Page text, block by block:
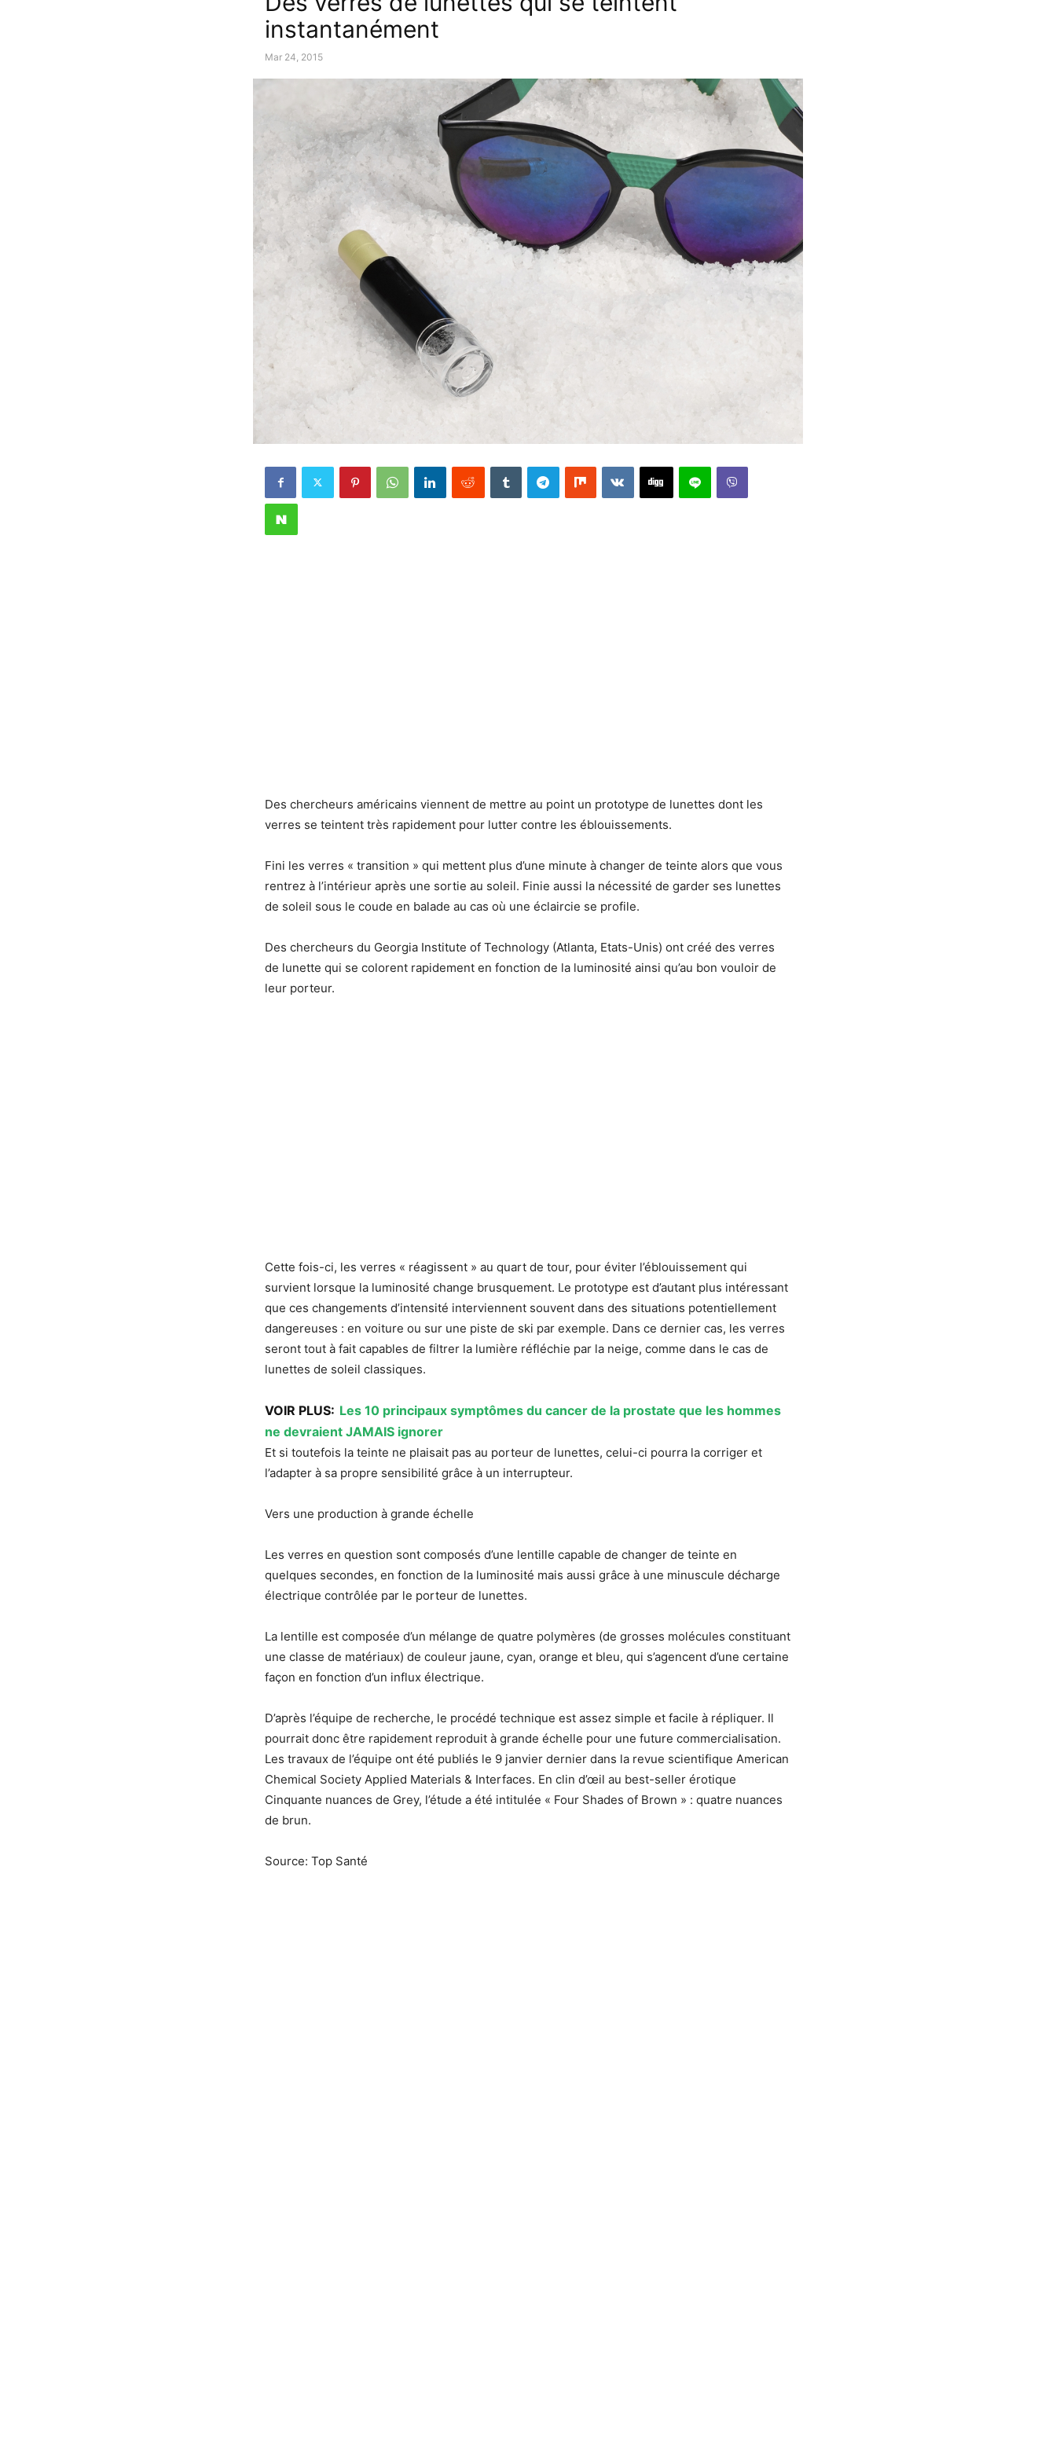
instantanément
Mar 24, 2015
Des chercheurs américains viennent de mettre au point un prototype de lunettes dont les
verres se teintent très rapidement pour lutter contre les éblouissements.
Fini les verres « transition » qui mettent plus d’une minute à changer de teinte alors que vous
rentrez à l’intérieur après une sortie au soleil. Finie aussi la nécessité de garder ses lunettes
de soleil sous le coude en balade au cas où une éclaircie se profile.
Des chercheurs du Georgia Institute of Technology (Atlanta, Etats-Unis) ont créé des verres
de lunette qui se colorent rapidement en fonction de la luminosité ainsi qu’au bon vouloir de
leur porteur.
Cette fois-ci, les verres « réagissent » au quart de tour, pour éviter l’éblouissement qui
survient lorsque la luminosité change brusquement. Le prototype est d’autant plus intéressant
que ces changements d’intensité interviennent souvent dans des situations potentiellement
dangereuses : en voiture ou sur une piste de ski par exemple. Dans ce dernier cas, les verres
seront tout à fait capables de filtrer la lumière réfléchie par la neige, comme dans le cas de
lunettes de soleil classiques.
VOIR PLUS: Les 10 principaux symptômes du cancer de la prostate que les hommes
ne devraient JAMAIS ignorer
Et si toutefois la teinte ne plaisait pas au porteur de lunettes, celui-ci pourra la corriger et
l’adapter à sa propre sensibilité grâce à un interrupteur.
Vers une production à grande échelle
Les verres en question sont composés d’une lentille capable de changer de teinte en
quelques secondes, en fonction de la luminosité mais aussi grâce à une minuscule décharge
électrique contrôlée par le porteur de lunettes.
La lentille est composée d’un mélange de quatre polymères (de grosses molécules constituant
une classe de matériaux) de couleur jaune, cyan, orange et bleu, qui s’agencent d’une certaine
façon en fonction d’un influx électrique.
D’après l’équipe de recherche, le procédé technique est assez simple et facile à répliquer. Il
pourrait donc être rapidement reproduit à grande échelle pour une future commercialisation.
Les travaux de l’équipe ont été publiés le 9 janvier dernier dans la revue scientifique American
Chemical Society Applied Materials & Interfaces. En clin d’œil au best-seller érotique
Cinquante nuances de Grey, l’étude a été intitulée « Four Shades of Brown » : quatre nuances
de brun.
Source: Top Santé